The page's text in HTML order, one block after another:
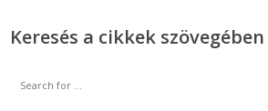
Keresés a cikkek szövegében